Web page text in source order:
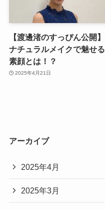
【渡邊渚のすっぴん公開】
ナチュラルメイクで魅せる
素顔とは！？
2025年4月21日
アーカイブ
2025年4月
2025年3月